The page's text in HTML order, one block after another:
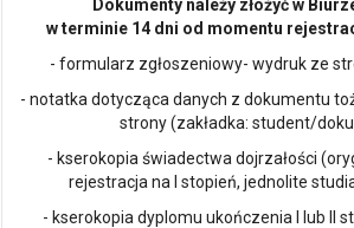
Dokumenty należy złożyć w
w terminie 14 dni od momentu
- formularz zgłoszeniowy- wydruk ze
- notatka dotycząca danych z dokumentu
strony (zakładka: student/
- kserokopia świadectwa dojrzałości
rejestracja na I stopień, jednolite
- kserokopia dyplomu ukończenia I lub II